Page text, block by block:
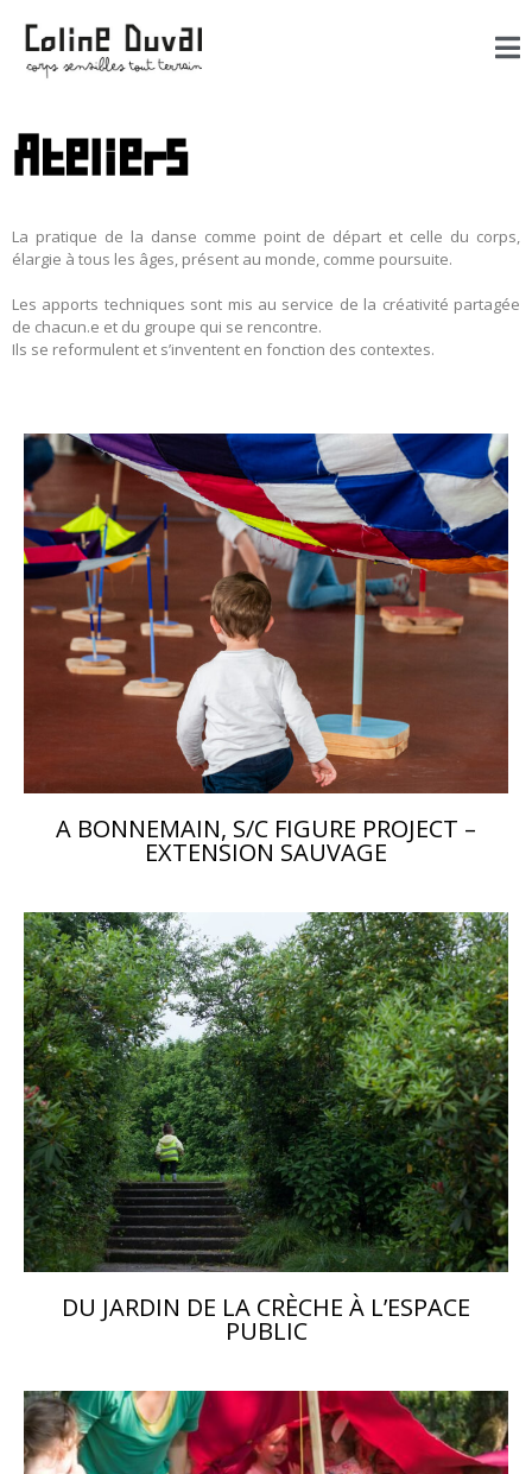
Ateliers
La pratique de la danse comme point de départ et celle du corps,
élargie à tous les âges, présent au monde, comme poursuite.
Les apports techniques sont mis au service de la créativité partagée
de chacun.e et du groupe qui se rencontre.
Ils se reformulent et s’inventent en fonction des contextes.
A BONNEMAIN, S/C FIGURE PROJECT –
EXTENSION SAUVAGE
DU JARDIN DE LA CRÈCHE À L’ESPACE
PUBLIC